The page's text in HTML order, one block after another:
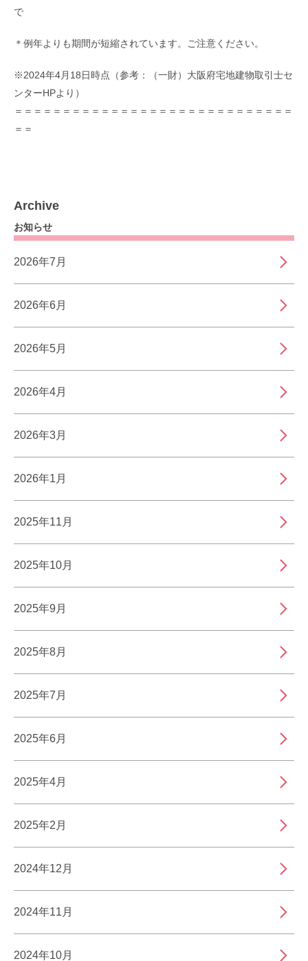
で
＊例年よりも期間が短縮されています。ご注意ください。
※2024年4月18日時点（参考：
（一財）大阪府宅地建物取引士セ
ンターHPより）
＝＝＝＝＝＝＝＝＝＝＝＝＝＝＝＝＝＝＝＝＝＝＝＝＝＝＝＝＝
＝＝
Archive
お知らせ
2026年7月
2026年6月
2026年5月
2026年4月
2026年3月
2026年1月
2025年11月
2025年10月
2025年9月
2025年8月
2025年7月
2025年6月
2025年4月
2025年2月
2024年12月
2024年11月
2024年10月